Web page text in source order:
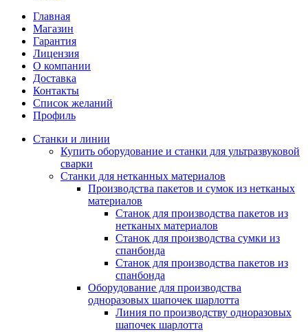
Главная
Магазин
Гарантия
Лицензия
О компании
Доставка
Контакты
Список желаний
Профиль
Станки и линии
Купить оборудование и станки для ультразвуковой
сварки
Станки для нетканных материалов
Производства пакетов и сумок из нетканых
материалов
Станок для производства пакетов из
нетканых материалов
Станок для производства сумки из
спанбонда
Станок для производства пакетов из
спанбонда
Оборудование для производства
одноразовых шапочек шарлотта
Линия по производству одноразовых
шапочек шарлотта